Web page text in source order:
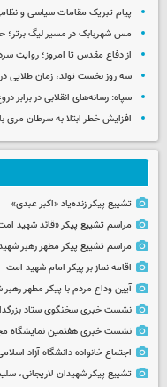
پیام تبریک مقامات سیاسی و
مس شهربابک در مسیر لیگ برتر؛
از دفاع مقدس تا امروز؛ روایت
سه روز نخست تولد، زمان طلایی
سپاه: رسانه‌های انقلابی در برابر
افزایش خطر ابتلا به سرطان مری با
تشییع پیکر زنده‌یاد «اکبر عبدی»
مراسم تشییع پیکر «قائد شهید
مراسم تشییع پیکر مطهر رهبر
اقامه نماز بر پیکر امام شهید امت
آیین وداع مردم با پیکر مطهر
نشست خبری سخنگوی ستاد
نشست خبری هفتمین نمایشگاه
اجتماع خانواده دانشگاه آزاد
تشییع پیکر شهیدان لاریجانی،